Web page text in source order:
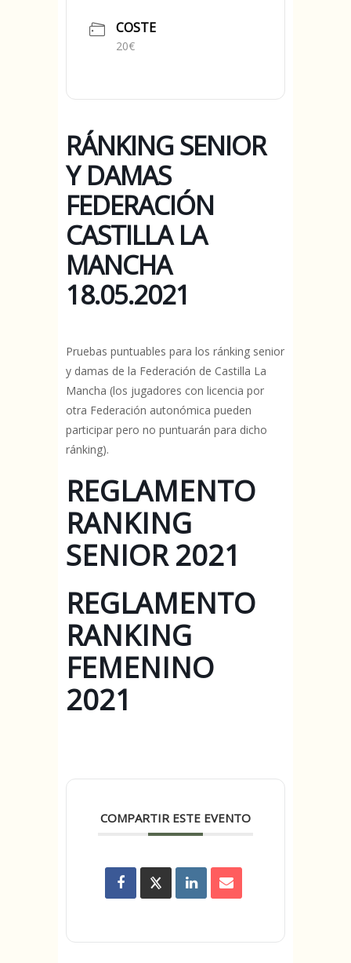
COSTE
20€
RÁNKING SENIOR
Y DAMAS
FEDERACIÓN
CASTILLA LA
MANCHA
18.05.2021
Pruebas puntuables para los ránking senior
y damas de la Federación de Castilla La
Mancha (los jugadores con licencia por
otra Federación autonómica pueden
participar pero no puntuarán para dicho
ránking).
REGLAMENTO
RANKING
SENIOR 2021
REGLAMENTO
RANKING
FEMENINO
2021
COMPARTIR ESTE EVENTO